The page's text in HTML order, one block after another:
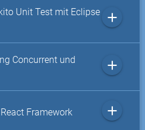
Unit Test mit Eclipse
add
Concurrent und
add
Framework add